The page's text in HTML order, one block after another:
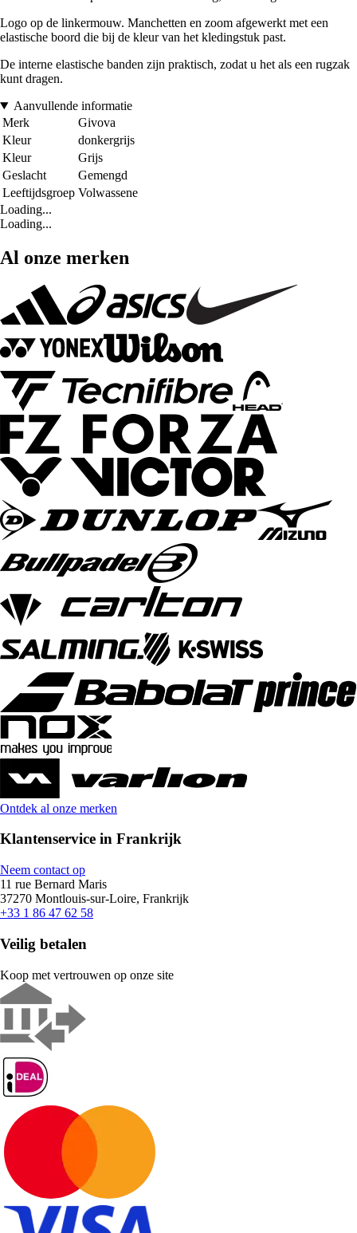
Logo op de linkermouw. Manchetten en zoom afgewerkt met een
elastische boord die bij de kleur van het kledingstuk past.
De interne elastische banden zijn praktisch, zodat u het als een rugzak
kunt dragen.
Aanvullende informatie
Merk
Givova
Kleur
donkergrijs
Kleur
Grijs
Geslacht
Gemengd
Leeftijdsgroep Volwassene
Loading...
Loading...
Al onze merken
Ontdek al onze merken
Klantenservice in Frankrijk
Neem contact op
11 rue Bernard Maris
37270 Montlouis-sur-Loire, Frankrijk
+33 1 86 47 62 58
Veilig betalen
Koop met vertrouwen op onze site